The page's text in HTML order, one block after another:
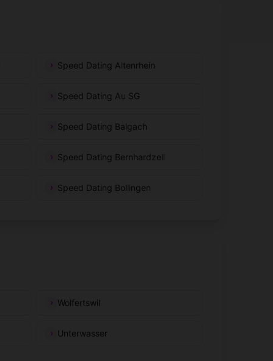
Speed Dating Altenrhein
Speed Dating Au SG
Speed Dating Balgach
Speed Dating Bernhardzell
Speed Dating Bollingen
Wolfertswil
Unterwasser